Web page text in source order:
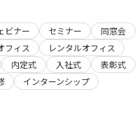
ビナー セミナー
同窓会
フィス
レンタルオフィス
内定式 入社式
表彰式
インターンシップ